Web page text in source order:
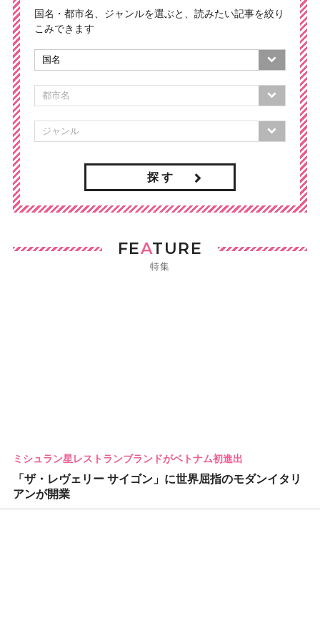
国名・都市名、ジャンルを選ぶと、読みたい記事を絞り
こみできます
探 す
FEATURE
特集
ミシュラン星レストランブランドがベトナム初進出
「ザ・レヴェリー サイゴン」に世界屈指のモダンイタリ
アンが開業